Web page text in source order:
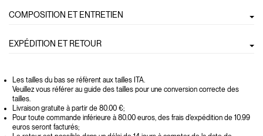
COMPOSITION ET ENTRETIEN
EXPÉDITION ET RETOUR
Les tailles du bas se réfèrent aux tailles ITA.
Veuillez vous référer au guide des tailles pour une conversion correcte des
tailles.
Livraison gratuite à partir de 80.00 €;
Pour toute commande inférieure à 80.00 euros, des frais d'expédition de 10.99
euros seront facturés;